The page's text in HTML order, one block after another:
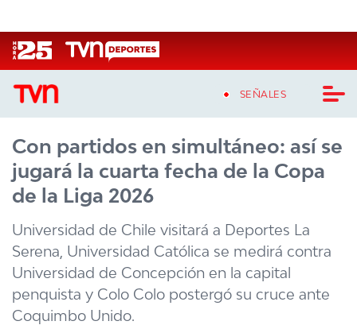
SEÑALES
CASTING MASTERCHEF CHILE
CASTING TVN VERTICAL
TVN VERTICAL
TVN PLAY
PROGRAMAS
Con partidos en simultáneo: así se
jugará la cuarta fecha de la Copa
de la Liga 2026
Universidad de Chile visitará a Deportes La
Serena, Universidad Católica se medirá contra
Universidad de Concepción en la capital
penquista y Colo Colo postergó su cruce ante
Coquimbo Unido.